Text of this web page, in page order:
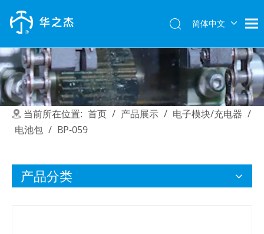
简体中文
当前所在位置: 首页 / 产品展示 / 电子模块/充电器 /
电池包 / BP-059
产品分类